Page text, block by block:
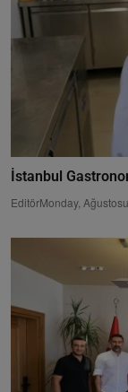
İstanbul
EditörMonday,